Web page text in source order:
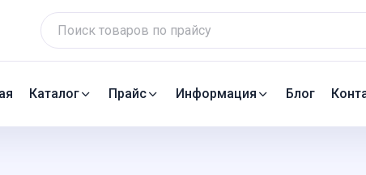
Каталог Прайс Информация Блог